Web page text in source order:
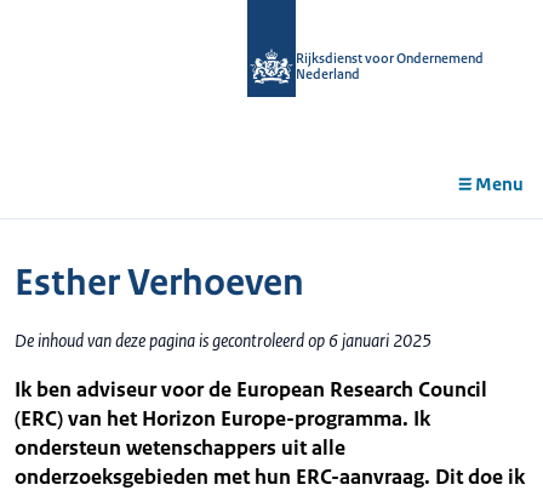
Rijksdienst voor Ondernemend
Nederland
Menu
Esther Verhoeven
De inhoud van deze pagina is gecontroleerd op 6 januari 2025
Ik ben adviseur voor de European Research Council
(ERC) van het Horizon Europe-programma. Ik
ondersteun wetenschappers uit alle
onderzoeksgebieden met hun ERC-aanvraag. Dit doe ik